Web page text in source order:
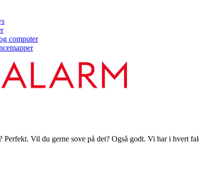
computer
Perfekt. Vil du gerne sove på det? Også godt. Vi har i hvert